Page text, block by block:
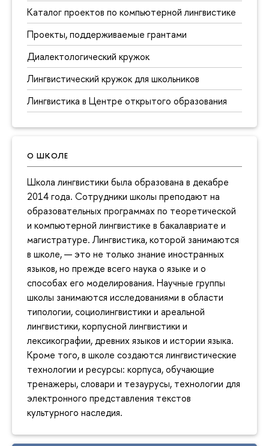
Каталог проектов по компьютерной лингвистике
Проекты, поддерживаемые грантами
Диалектологический кружок
Лингвистический кружок для школьников
Лингвистика в Центре открытого образования
О ШКОЛЕ
Школа лингвистики была образована в декабре
2014 года. Сотрудники школы преподают на
образовательных программах по теоретической
и компьютерной лингвистике в бакалавриате и
магистратуре. Лингвистика, которой занимаются
в школе, — это не только знание иностранных
языков, но прежде всего наука о языке и о
способах его моделирования. Научные группы
школы занимаются исследованиями в области
типологии, социолингвистики и ареальной
лингвистики, корпусной лингвистики и
лексикографии, древних языков и истории языка.
Кроме того, в школе создаются лингвистические
технологии и ресурсы: корпуса, обучающие
тренажеры, словари и тезаурусы, технологии для
электронного представления текстов
культурного наследия.